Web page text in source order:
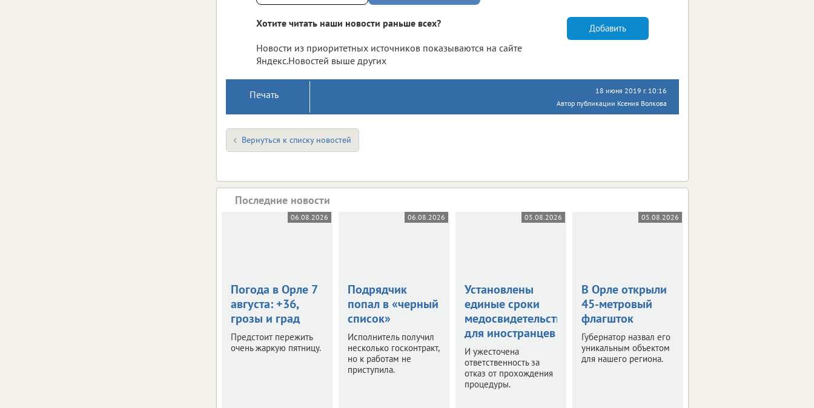
Хотите читать наши новости раньше всех?
Новости из приоритетных источников показываются на сайте
Яндекс.Новостей выше других
Добавить
Печать
18 июня 2019 г. 10:16
Автор публикации Ксения Волкова
Вернуться к списку новостей
Последние новости
06.08.2026
Погода в Орле 7
августа: +36,
грозы и град
Предстоит пережить
очень жаркую пятницу.
06.08.2026
Подрядчик
попал в «черный
список»
Исполнитель получил
несколько госконтракт,
но к работам не
приступила.
05.08.2026
Установлены
единые сроки
медосвидетельствования
для иностранцев
И ужесточена
ответственность за
отказ от прохождения
процедуры.
05.08.2026
В Орле открыли
45-метровый
флагшток
Губернатор назвал его
уникальным объектом
для нашего региона.